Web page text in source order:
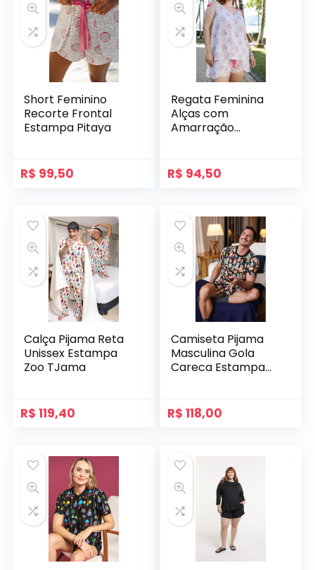
Short Feminino
Recorte Frontal
Estampa Pitaya
R$ 99,50
Regata Feminina
Alças com
Amarração
R$ 94,50
Calça Pijama Reta
Unissex Estampa
Zoo TJama
R$ 119,40
Camiseta Pijama
Masculina Gola
Careca Estampa
R$ 118,00